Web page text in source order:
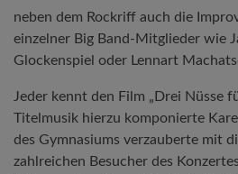
neben dem Rockriff auch die
einzelner Big Band-Mitglieder wie
Glockenspiel oder Lennart
Jeder kennt den Film „Drei Nüsse
Titelmusik hierzu komponierte
des Gymnasiums verzauberte mit
zahlreichen Besucher des